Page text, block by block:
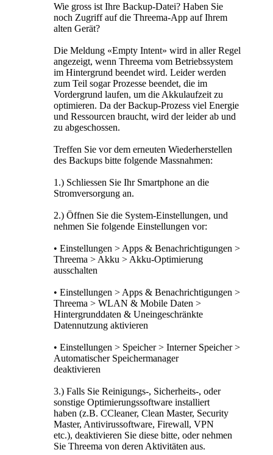
Wie gross ist Ihre Backup-Datei? Haben Sie
noch Zugriff auf die Threema-App auf Ihrem
alten Gerät?
Die Meldung «Empty Intent» wird in aller Regel
angezeigt, wenn Threema vom Betriebssystem
im Hintergrund beendet wird. Leider werden
zum Teil sogar Prozesse beendet, die im
Vordergrund laufen, um die Akkulaufzeit zu
optimieren. Da der Backup-Prozess viel Energie
und Ressourcen braucht, wird der leider ab und
zu abgeschossen.
Treffen Sie vor dem erneuten Wiederherstellen
des Backups bitte folgende Massnahmen:
1.) Schliessen Sie Ihr Smartphone an die
Stromversorgung an.
2.) Öffnen Sie die System-Einstellungen, und
nehmen Sie folgende Einstellungen vor:
• Einstellungen > Apps & Benachrichtigungen >
Threema > Akku > Akku-Optimierung
ausschalten
• Einstellungen > Apps & Benachrichtigungen >
Threema > WLAN & Mobile Daten >
Hintergrunddaten & Uneingeschränkte
Datennutzung aktivieren
• Einstellungen > Speicher > Interner Speicher >
Automatischer Speichermanager
deaktivieren
3.) Falls Sie Reinigungs-, Sicherheits-, oder
sonstige Optimierungssoftware installiert
haben (z.B. CCleaner, Clean Master, Security
Master, Antivirussoftware, Firewall, VPN
etc.), deaktivieren Sie diese bitte, oder nehmen
Sie Threema von deren Aktivitäten aus.